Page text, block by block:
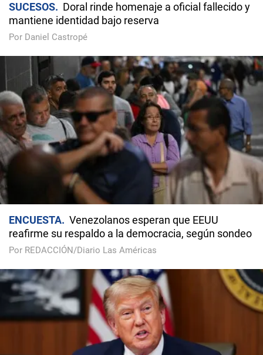
SUCESOS
Doral rinde homenaje a oficial fallecido y
mantiene identidad bajo reserva
Por Daniel Castropé
ENCUESTA
Venezolanos esperan que EEUU
reafirme su respaldo a la democracia, según sondeo
Por REDACCIÓN/Diario Las Américas